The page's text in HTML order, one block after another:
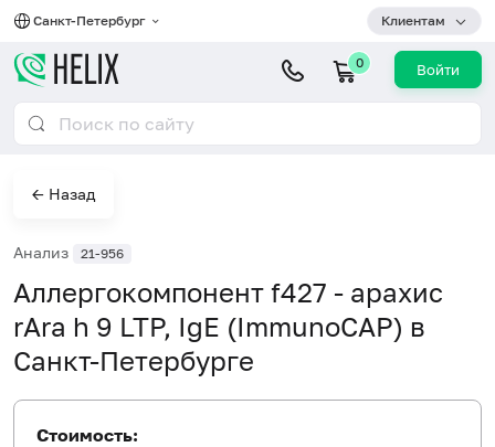
Санкт-Петербург Клиентам
0 Войти
← Назад
Анализ 21-956
Аллергокомпонент f427 - арахис
rAra h 9 LTP, IgE (ImmunoCAP) в
Санкт-Петербурге
Стоимость: